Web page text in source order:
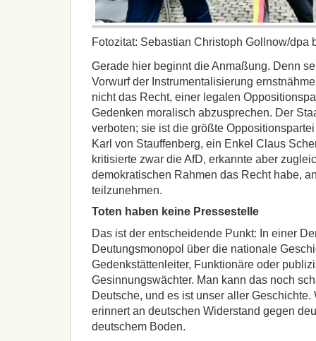
Fotozitat: Sebastian Christoph Gollnow/dpa
Gerade hier beginnt die Anmaßung. Denn
Vorwurf der Instrumentalisierung
nicht das Recht, einer legalen
Gedenken moralisch abzusprechen. Der
verboten; sie ist die größte
Karl von Stauffenberg, ein Enkel Claus
kritisierte zwar die AfD, erkannte aber
demokratischen Rahmen das Recht habe,
teilzunehmen.
Toten haben keine Pressestelle
Das ist der entscheidende Punkt: In einer
Deutungsmonopol über die nationale
Gedenkstättenleiter, Funktionäre oder
Gesinnungswächter. Man kann das noch
Deutsche, und es ist unser aller Geschichte.
erinnert an deutschen Widerstand gegen
deutschem Boden.